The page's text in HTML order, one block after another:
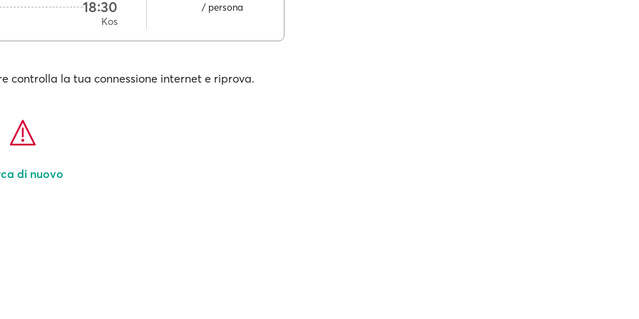
18:30
Kos
/ persona
controlla la tua connessione internet e riprova.
di nuovo